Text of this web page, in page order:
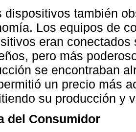
dispositivos también
Los equipos de
eran
pero más
se encontraban
un precio más
su producción y
del Consumidor